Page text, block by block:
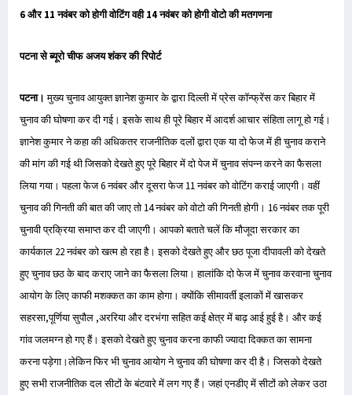
6 और 11 नवंबर को होगी वोटिंग वही 14 नवंबर को होगी वोटो की मतगणना
पटना से ब्यूरो चीफ अजय शंकर की रिपोर्ट
पटना।मुख्य चुनाव आयुक्त ज्ञानेश कुमार के द्वारा दिल्ली में प्रेस कॉन्फ्रेंस कर बिहार में
चुनाव की घोषणा कर दी गई। इसके साथ ही पूरे बिहार में आदर्श आचार संहिता लागू हो गई।
ज्ञानेश कुमार ने कहा की अधिकतर राजनीतिक दलों द्वारा एक या दो फेज में ही चुनाव कराने
की मांग की गई थी जिसको देखते हुए पूरे बिहार में दो पेज में चुनाव संपन्न करने का फैसला
लिया गया। पहला फेज 6 नवंबर और दूसरा फेज 11 नवंबर को वोटिंग कराई जाएगी। वहीं
चुनाव की गिनती की बात की जाए तो 14 नवंबर को वोटो की गिनती होगी। 16 नवंबर तक पूरी
चुनावी प्रक्रिया समाप्त कर दी जाएगी। आपको बताते चलें कि मौजूदा सरकार का
कार्यकाल 22 नवंबर को खत्म हो रहा है। इसको देखते हुए और छठ पूजा दीपावली को देखते
हुए चुनाव छठ के बाद कराए जाने का फैसला लिया। हालांकि दो फेज में चुनाव करवाना चुनाव
आयोग के लिए काफी मशक्कत का काम होगा। क्योंकि सीमावर्ती इलाकों में खासकर
सहरसा,पूर्णिया सुपौल ,अररिया और दरभंगा सहित कई क्षेत्र में बाढ़ आई हुई है। और कई
गांव जलमग्न हो गए हैं। इसको देखते हुए चुनाव करना काफी ज्यादा दिक्कत का सामना
करना पड़ेगा।लेकिन फिर भी चुनाव आयोग ने चुनाव की घोषणा कर दी है। जिसको देखते
हुए सभी राजनीतिक दल सीटों के बंटवारे में लग गए हैं। जहां एनडीए में सीटों को लेकर उठा